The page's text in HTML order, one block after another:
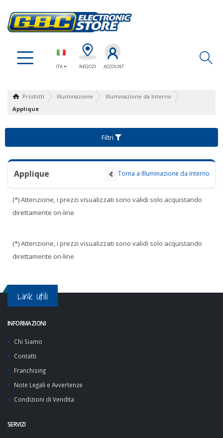
ITA NEGOZI ACCOUNT
Prodotti Illuminazione
Illuminazione da Interno
Applique
Filtri
Applique Torna a Illuminazione da Interno
(*) Attenzione, i prezzi visualizzati sono validi solo acquistando
direttamente on-line
(*) Attenzione, i prezzi visualizzati sono validi solo acquistando
direttamente on-line
Link Utili
INFORMAZIONI
Chi Siamo
Contatti
Franchising
Note Legali e Avvertenze
Condizioni di Vendita
SERVIZI